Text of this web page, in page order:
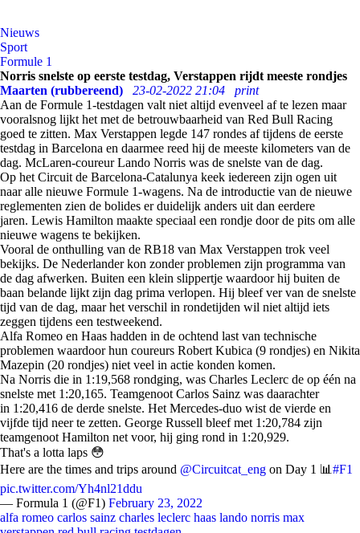
Nieuws
Sport
Formule 1
Norris snelste op eerste testdag, Verstappen rijdt meeste rondjes
Maarten (rubbereend)
23-02-2022 21:04
print
Aan de Formule 1-testdagen valt niet altijd evenveel af te lezen maar
vooralsnog lijkt het met de betrouwbaarheid van Red Bull Racing
goed te zitten. Max Verstappen legde 147 rondes af tijdens de eerste
testdag in Barcelona en daarmee reed hij de meeste kilometers van de
dag. McLaren-coureur Lando Norris was de snelste van de dag.
Op het Circuit de Barcelona-Catalunya keek iedereen zijn ogen uit
naar alle nieuwe Formule 1-wagens. Na de introductie van de nieuwe
reglementen zien de bolides er duidelijk anders uit dan eerdere
jaren. Lewis Hamilton maakte speciaal een rondje door de pits om alle
nieuwe wagens te bekijken.
Vooral de onthulling van de RB18 van Max Verstappen trok veel
bekijks. De Nederlander kon zonder problemen zijn programma van
de dag afwerken. Buiten een klein slippertje waardoor hij buiten de
baan belande lijkt zijn dag prima verlopen. Hij bleef ver van de snelste
tijd van de dag, maar het verschil in rondetijden wil niet altijd iets
zeggen tijdens een testweekend.
Alfa Romeo en Haas hadden in de ochtend last van technische
problemen waardoor hun coureurs Robert Kubica (9 rondjes) en Nikita
Mazepin (20 rondjes) niet veel in actie konden komen.
Na Norris die in 1:19,568 rondging, was Charles Leclerc de op één na
snelste met 1:20,165. Teamgenoot Carlos Sainz was daarachter
in 1:20,416 de derde snelste. Het Mercedes-duo wist de vierde en
vijfde tijd neer te zetten. George Russell bleef met 1:20,784 zijn
teamgenoot Hamilton net voor, hij ging rond in 1:20,929.
That's a lotta laps 😳
Here are the times and trips around @Circuitcat_eng on Day 1 📊 #F1
pic.twitter.com/Yh4nl21ddu
— Formula 1 (@F1) February 23, 2022
alfa romeo carlos sainz charles leclerc haas lando norris max